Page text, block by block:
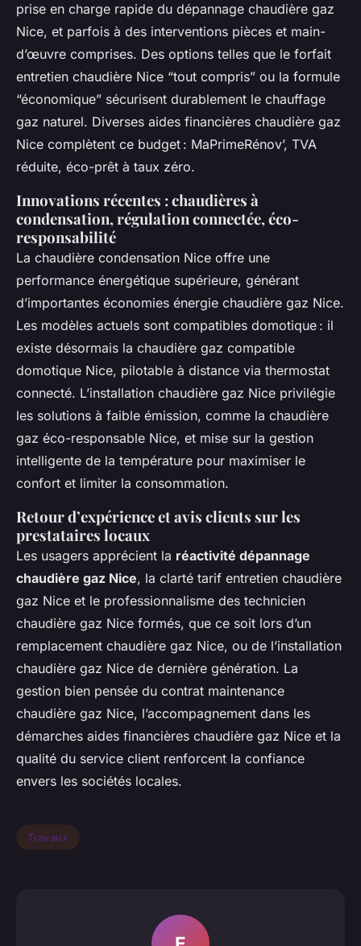
prise en charge rapide du dépannage chaudière gaz
Nice, et parfois à des interventions pièces et main-
d’œuvre comprises. Des options telles que le forfait
entretien chaudière Nice “tout compris” ou la formule
“économique” sécurisent durablement le chauffage
gaz naturel. Diverses aides financières chaudière gaz
Nice complètent ce budget : MaPrimeRénov’, TVA
réduite, éco-prêt à taux zéro.
Innovations récentes : chaudières à
condensation, régulation connectée, éco-
responsabilité
La chaudière condensation Nice offre une
performance énergétique supérieure, générant
d’importantes économies énergie chaudière gaz Nice.
Les modèles actuels sont compatibles domotique : il
existe désormais la chaudière gaz compatible
domotique Nice, pilotable à distance via thermostat
connecté. L’installation chaudière gaz Nice privilégie
les solutions à faible émission, comme la chaudière
gaz éco-responsable Nice, et mise sur la gestion
intelligente de la température pour maximiser le
confort et limiter la consommation.
Retour d’expérience et avis clients sur les
prestataires locaux
Les usagers apprécient la réactivité dépannage
chaudière gaz Nice, la clarté tarif entretien chaudière
gaz Nice et le professionnalisme des technicien
chaudière gaz Nice formés, que ce soit lors d’un
remplacement chaudière gaz Nice, ou de l’installation
chaudière gaz Nice de dernière génération. La
gestion bien pensée du contrat maintenance
chaudière gaz Nice, l’accompagnement dans les
démarches aides financières chaudière gaz Nice et la
qualité du service client renforcent la confiance
envers les sociétés locales.
Travaux